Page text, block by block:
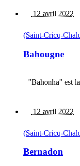
12 avril 2022
(Saint-Cricq-
Bahougne
"Bahonha" est
12 avril 2022
(Saint-Cricq-
Bernadon